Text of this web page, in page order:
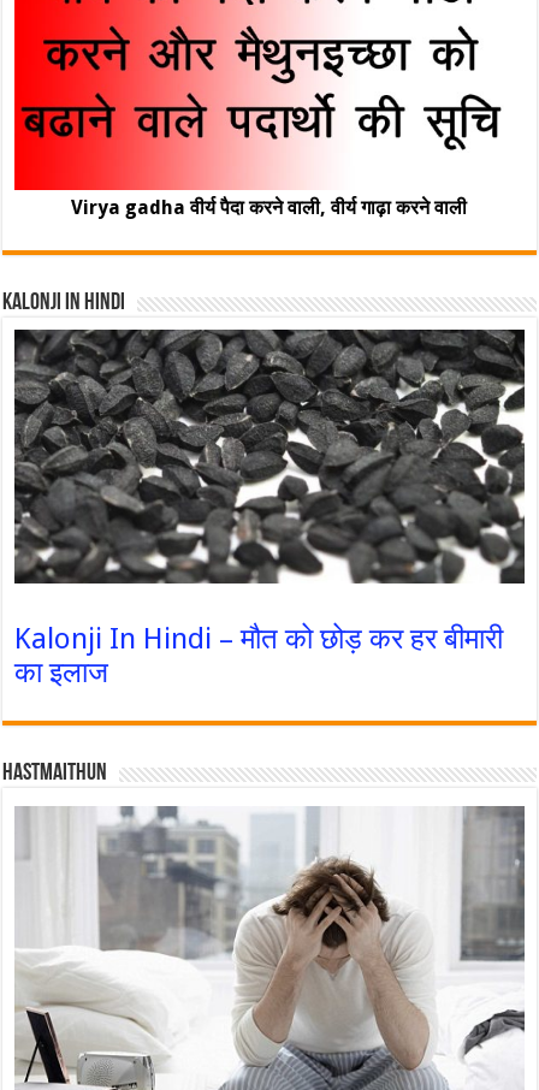
Virya gadha वीर्य पैदा करने वाली, वीर्य गाढ़ा करने वाली
Kalonji In Hindi
Kalonji In Hindi – मौत को छोड़ कर हर बीमारी
का इलाज
Hastmaithun